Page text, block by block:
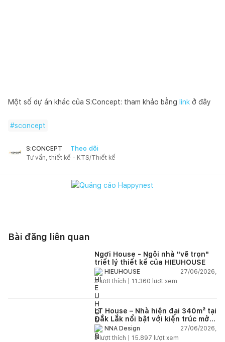
Một số dự án khác của S:Concept: tham khảo bằng link ở đây
#sconcept
S:CONCEPT Theo dõi
Tư vấn, thiết kế - KTS/Thiết kế
Bài đăng liên quan
Ngơi House - Ngôi nhà "vẽ trọn"
triết lý thiết kế của HIEUHOUSE
HIEUHOUSE
27/06/2026,
3lượt thích | 11.360 lượt xem
LT House – Nhà hiện đại 340m² tại
Đắk Lắk nổi bật với kiến trúc mở
và hệ sân vườn kết nối thiên
nhiên
NNA Design
27/06/2026,
3lượt thích | 15.897 lượt xem